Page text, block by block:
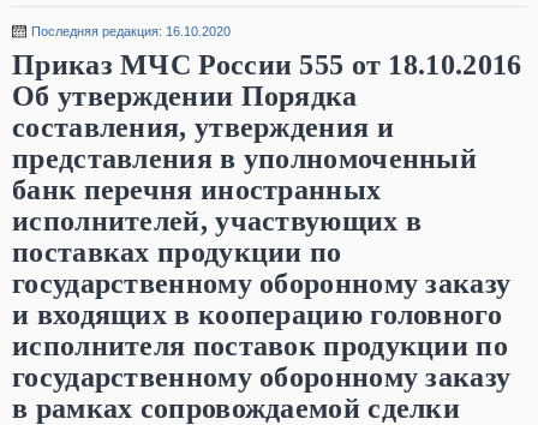
Последняя редакция: 16.10.2020
Приказ МЧС России 555 от 18.10.2016
Об утверждении Порядка
составления, утверждения и
представления в уполномоченный
банк перечня иностранных
исполнителей, участвующих в
поставках продукции по
государственному оборонному заказу
и входящих в кооперацию головного
исполнителя поставок продукции по
государственному оборонному заказу
в рамках сопровождаемой сделки